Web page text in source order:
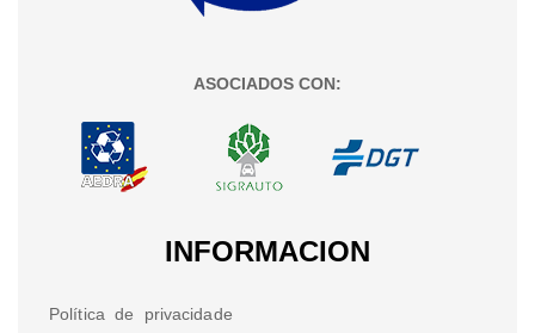
ASOCIADOS CON:
INFORMACION
Política de privacidade